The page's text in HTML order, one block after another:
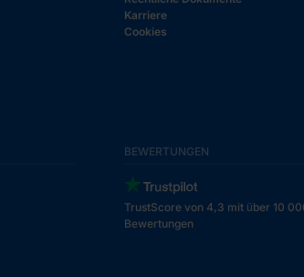
Karriere
Cookies
BEWERTUNGEN
TrustScore von 4,3 mit über 10
Bewertungen